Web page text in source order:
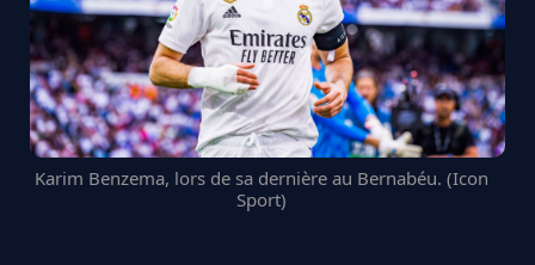
Karim Benzema, lors de sa dernière au Bernabéu. (Icon
Sport)